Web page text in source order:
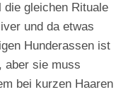
gleichen Rituale
und da etwas
Hunderassen ist
aber sie muss
bei kurzen Haaren